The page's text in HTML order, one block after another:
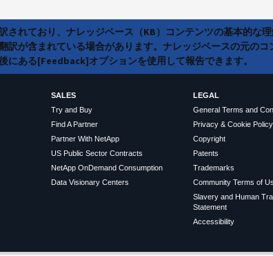
されており、ナレッジベース（KB）コンテンツの基本的な
訳が含まれている場合があります。ナレッジベースの元の
にある[Feedback]オプションを使用して報告できます。
SALES
Try and Buy
Find A Partner
Partner With NetApp
US Public Sector Contracts
NetApp OnDemand Consumption
Data Visionary Centers
LEGAL
General Terms and
Privacy & Cookie Policy
Copyright
Patents
Trademarks
Community Terms of
Slavery and Human
Statement
Accessibility